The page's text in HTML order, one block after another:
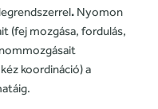
.Nyomon
(fej mozgása, fordulás,
koordináció) a